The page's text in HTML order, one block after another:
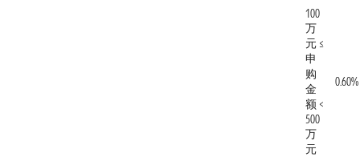
100
万
元 ≤
申
购
金
额 <
500
万
元
0.60%